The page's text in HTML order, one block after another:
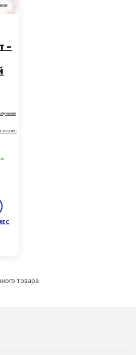
–
01285-
товара